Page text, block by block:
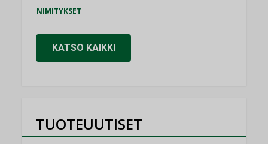
NIMITYKSET
KATSO KAIKKI
TUOTEUUTISET